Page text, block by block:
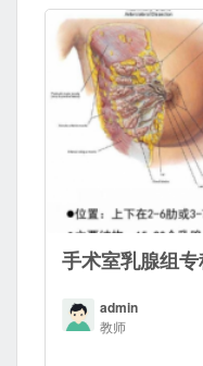
手术室乳腺组
admin
教师